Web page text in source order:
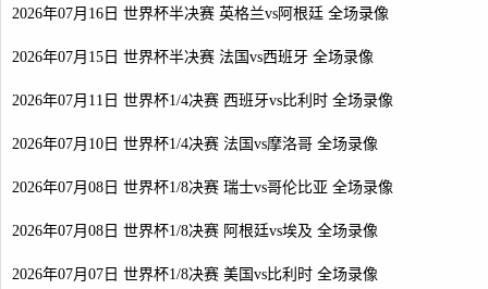
2026年07月16日 世界杯半决赛 英格兰vs阿根廷 全场录像
2026年07月15日 世界杯半决赛 法国vs西班牙 全场录像
2026年07月11日 世界杯1/4决赛 西班牙vs比利时 全场录像
2026年07月10日 世界杯1/4决赛 法国vs摩洛哥 全场录像
2026年07月08日 世界杯1/8决赛 瑞士vs哥伦比亚 全场录像
2026年07月08日 世界杯1/8决赛 阿根廷vs埃及 全场录像
2026年07月07日 世界杯1/8决赛 美国vs比利时 全场录像